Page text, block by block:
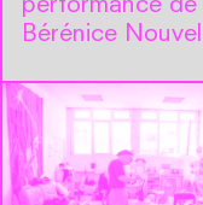
performance de
Bérénice Nouvel